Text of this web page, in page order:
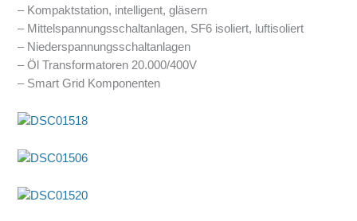
– Kompaktstation, intelligent, gläsern
– Mittelspannungsschaltanlagen, SF6 isoliert, luftisoliert
– Niederspannungsschaltanlagen
– Öl Transformatoren 20.000/400V
– Smart Grid Komponenten